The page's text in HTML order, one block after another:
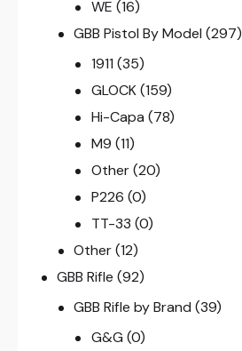
WE (16)
GBB Pistol By Model (297)
1911 (35)
GLOCK (159)
Hi-Capa (78)
M9 (11)
Other (20)
P226 (0)
TT-33 (0)
Other (12)
GBB Rifle (92)
GBB Rifle by Brand (39)
G&G (0)